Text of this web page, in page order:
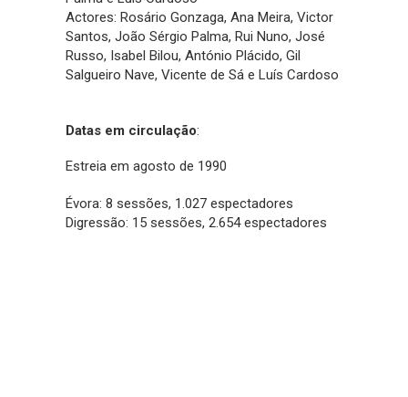
Actores: Rosário Gonzaga, Ana Meira, Victor
Santos, João Sérgio Palma, Rui Nuno, José
Russo, Isabel Bilou, António Plácido, Gil
Salgueiro Nave, Vicente de Sá e Luís Cardoso
Datas em circulação:
Estreia em agosto de 1990
Évora: 8 sessões, 1.027 espectadores
Digressão: 15 sessões, 2.654 espectadores